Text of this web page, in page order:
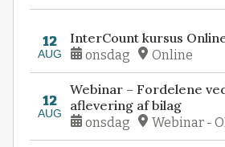
12
AUG
InterCount kursus
onsdag Online
12
AUG
Webinar – Fordelene
aflevering af bilag
onsdag Webinar -